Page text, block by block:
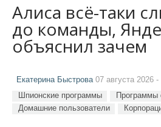
Алиса всё-таки
до команды,
объяснил зачем
Екатерина Быстрова07 августа 2026 -
Шпионские программы
Программы
Домашние пользователи